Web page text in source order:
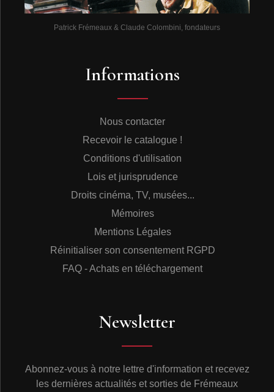
Patrick Frémeaux & Claude Colombini, fondateurs
Informations
Nous contacter
Recevoir le catalogue !
Conditions d'utilisation
Lois et jurisprudence
Droits cinéma, TV, musées...
Mémoires
Mentions Légales
Réinitialiser son consentement RGPD
FAQ - Achats en téléchargement
Newsletter
Abonnez-vous à notre lettre d'information et recevez
les dernières actualités et sorties de Frémeaux